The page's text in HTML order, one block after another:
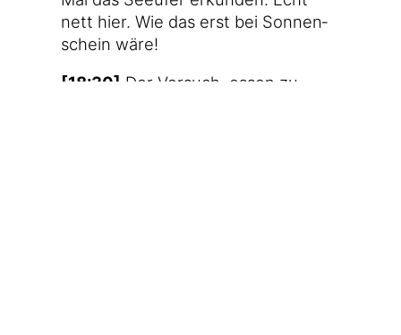
nett hier. Wie das erst bei Son­nen­
schein wäre!
[18:30] Der Ver­such, essen zu